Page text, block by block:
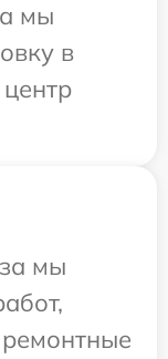
мы
в
мы